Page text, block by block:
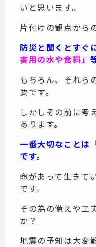
いと思います。
片付けの観点から
防災と聞くとすぐ
害用の水や食料」
もちろん、それら
要です。
しかしその前に考
あります。
一番大切なことは
です。
命があって生きて
です。
その為の備えや工
か？
地震の予知は大変